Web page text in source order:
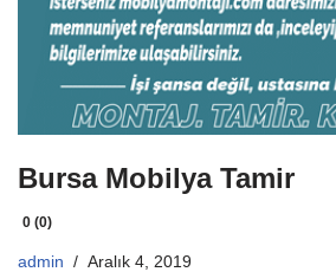
Bursa Mobilya Tamir
0 (0)
admin Aralık 4, 2019